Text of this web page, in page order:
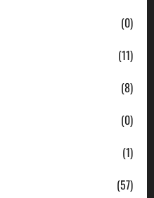
(0)
(11)
(8)
(0)
(1)
(57)